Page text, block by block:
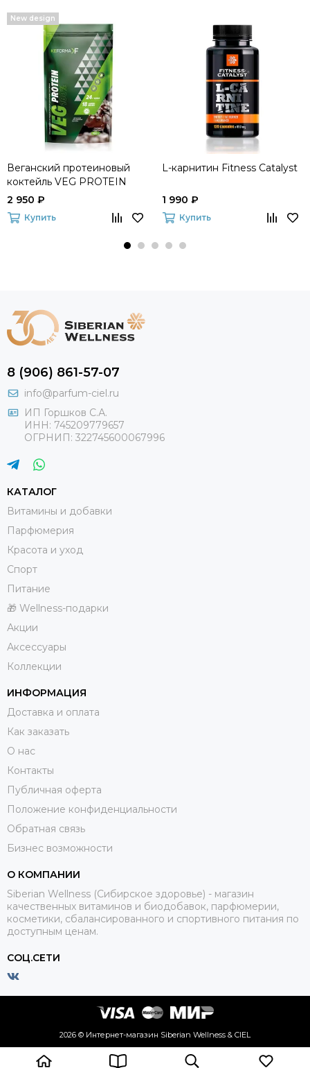
New design
Веганский протеиновый
коктейль VEG PROTEIN
100% (шоколад-кокос)
Keforma
2 950 ₽
Купить
L-карнитин Fitness Catalyst
1 990 ₽
Купить
8 (906) 861-57-07
info@parfum-ciel.ru
ИП Горшков С.А.
ИНН: 745209779657
ОГРНИП: 322745600067996
КАТАЛОГ
Витамины и добавки
Парфюмерия
Красота и уход
Спорт
Питание
🎁 Wellness-подарки
Акции
Аксессуары
Коллекции
ИНФОРМАЦИЯ
Доставка и оплата
Как заказать
О нас
Контакты
Публичная оферта
Положение конфиденциальности
Обратная связь
Бизнес возможности
О КОМПАНИИ
Siberian Wellness (Сибирское здоровье) - магазин
качественных витаминов и биодобавок, парфюмерии,
косметики, сбалансированного и спортивного питания по
доступным ценам.
СОЦ.СЕТИ
2026 © Интернет-магазин Siberian Wellness & CIEL